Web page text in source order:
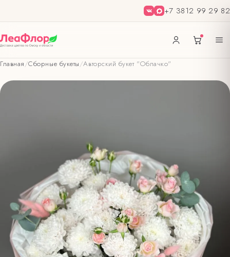
+7 3812 99 29 82
Главная/Сборные букеты/Авторский букет "Облачко"